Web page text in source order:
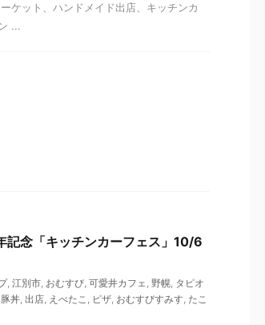
ケット、ハンドメイド出店、キッチンカ
...
記念「キッチンカーフェス」10/6
, 江別市, おむすび, 可愛井カフェ, 野幌, タピオ
豚丼, 出店, えべたこ , ピザ, おむすびすみす, たこ